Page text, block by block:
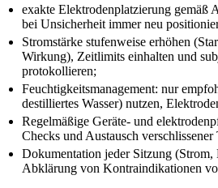
exakte Elektrodenplatzierung ⁤gemäß
bei⁢ Unsicherheit immer neu‌
Stromstärke stufenweise erhöhen
Wirkung), Zeitlimits einhalten und​
protokollieren;
Feuchtigkeitsmanagement: nur
destilliertes Wasser) nutzen,
Regelmäßige Geräte- und
Checks und‌ Austausch verschlissener
Dokumentation jeder Sitzung (Strom,
Abklärung von Kontraindikationen